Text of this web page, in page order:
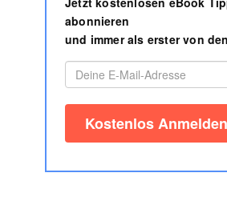
abonnieren
und immer als erster von